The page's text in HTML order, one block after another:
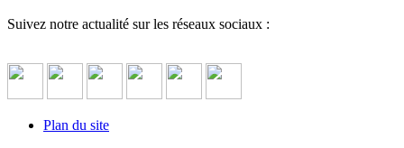
Suivez notre actualité sur les réseaux sociaux :
Plan du site